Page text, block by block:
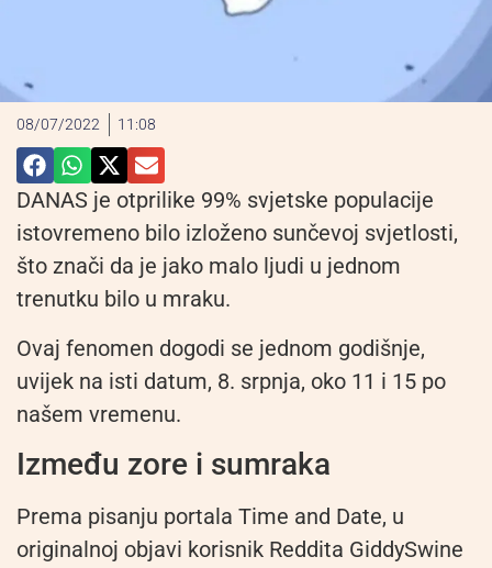
08/07/2022 11:08
DANAS je otprilike 99% svjetske populacije
istovremeno bilo izloženo sunčevoj svjetlosti,
što znači da je jako malo ljudi u jednom
trenutku bilo u mraku.
Ovaj fenomen dogodi se jednom godišnje,
uvijek na isti datum, 8. srpnja, oko 11 i 15 po
našem vremenu.
Između zore i sumraka
Prema pisanju portala Time and Date, u
originalnoj objavi korisnik Reddita GiddySwine